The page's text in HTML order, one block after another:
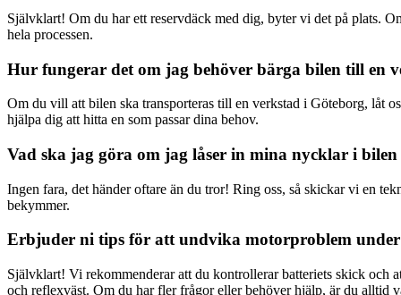
Självklart! Om du har ett reservdäck med dig, byter vi det på plats.
hela processen.
Hur fungerar det om jag behöver bärga bilen till en
Om du vill att bilen ska transporteras till en verkstad i Göteborg, låt
hjälpa dig att hitta en som passar dina behov.
Vad ska jag göra om jag låser in mina nycklar i
Ingen fara, det händer oftare än du tror! Ring oss, så skickar vi en
bekymmer.
Erbjuder ni tips för att undvika motorproblem
Självklart! Vi rekommenderar att du kontrollerar batteriets skick och
och reflexväst. Om du har fler frågor eller behöver hjälp, är du alltid